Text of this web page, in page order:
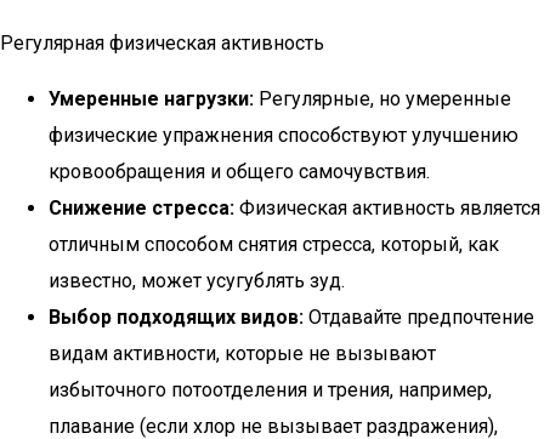
Регулярная физическая активность
Умеренные нагрузки: Регулярные, но умеренные
физические упражнения способствуют улучшению
кровообращения и общего самочувствия.
Снижение стресса: Физическая активность является
отличным способом снятия стресса, который, как
известно, может усугублять зуд.
Выбор подходящих видов: Отдавайте предпочтение
видам активности, которые не вызывают
избыточного потоотделения и трения, например,
плавание (если хлор не вызывает раздражения),